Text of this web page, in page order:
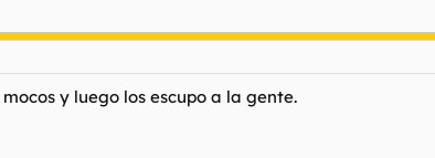
y luego los escupo a la gente.